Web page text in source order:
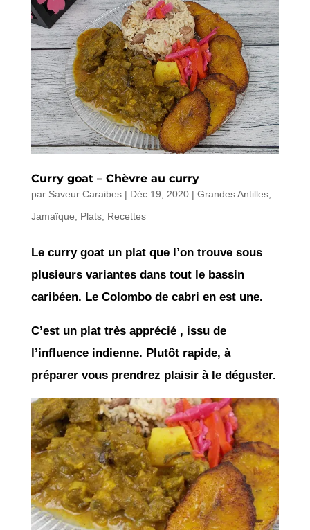
Curry goat – Chèvre au curry
par Saveur Caraibes| Déc 19, 2020| Grandes Antilles,
Jamaïque, Plats, Recettes
Le curry goat un plat que l’on trouve sous
plusieurs variantes dans tout le bassin
caribéen. Le Colombo de cabri en est une.
C’est un plat très apprécié , issu de
l’influence indienne. Plutôt rapide, à
préparer vous prendrez plaisir à le déguster.